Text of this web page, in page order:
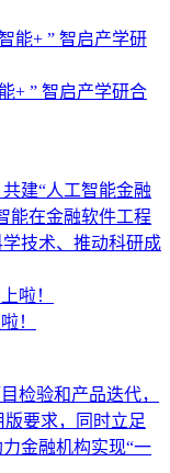
+ ” 智启产学研合
建“人工智能金融
能在金融软件工程
技术、推动科研成
！
检验和产品迭代，
版要求，同时立足
金融机构实现“一